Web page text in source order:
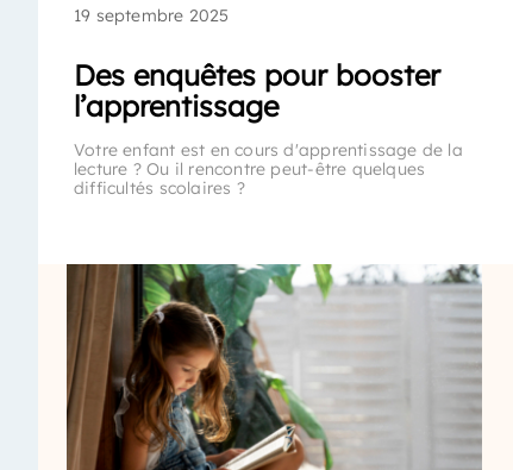
19 septembre 2025
Des enquêtes pour booster
l’apprentissage
Votre enfant est en cours d'apprentissage de la
lecture ? Ou il rencontre peut-être quelques
difficultés scolaires ?